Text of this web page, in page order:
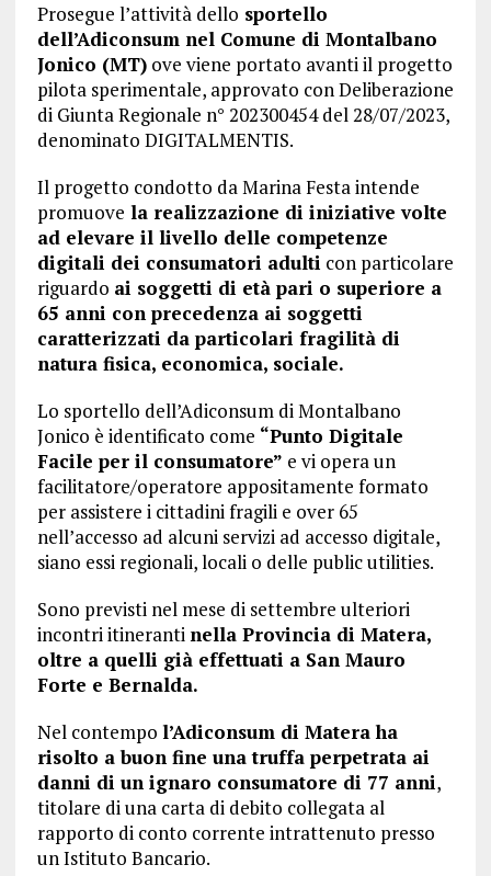
Prosegue l’attività dello sportello
dell’Adiconsum nel Comune di Montalbano
Jonico (MT)ove viene portato avanti il progetto
pilota sperimentale, approvato con Deliberazione
di Giunta Regionale n° 202300454 del 28/07/2023,
denominato DIGITALMENTIS.
Il progetto condotto da Marina Festa intende
promuove la realizzazione di iniziative volte
ad elevare il livello delle competenze
digitali dei consumatori adulti con particolare
riguardo ai soggetti di età pari o superiore a
65 anni con precedenza ai soggetti
caratterizzati da particolari fragilità di
natura fisica, economica, sociale.
Lo sportello dell’Adiconsum di Montalbano
Jonico è identificato come “Punto Digitale
Facile per il consumatore” e vi opera un
facilitatore/operatore appositamente formato
per assistere i cittadini fragili e over 65
nell’accesso ad alcuni servizi ad accesso digitale,
siano essi regionali, locali o delle public utilities.
Sono previsti nel mese di settembre ulteriori
incontri itineranti nella Provincia di Matera,
oltre a quelli già effettuati a San Mauro
Forte e Bernalda.
Nel contempo l’Adiconsum di Matera ha
risolto a buon fine una truffa perpetrata ai
danni di un ignaro consumatore di 77 anni,
titolare di una carta di debito collegata al
rapporto di conto corrente intrattenuto presso
un Istituto Bancario.